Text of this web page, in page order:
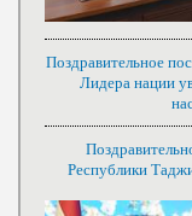
Поздравительное
Лидера нации
Республики